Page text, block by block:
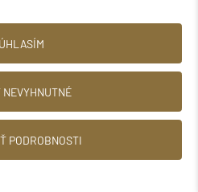
rokov na trhu
PODROBNOSTI